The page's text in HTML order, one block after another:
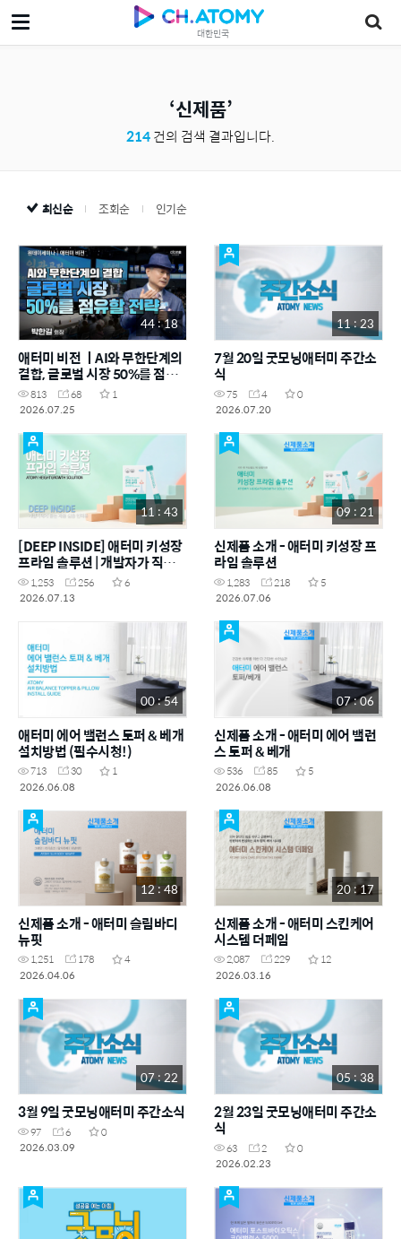
대한민국
신제품
214건의 검색 결과입니다.
최신순 조회순 인기순
44 : 18
애터미 비전 ㅣAI와 무한단계의
결합, 글로벌 시장 50%를 점유
할 전략!
813 68
1
2026.07.25
11 : 23
7월 20일 굿모닝애터미 주간소
식
75 4
0
2026.07.20
11 : 43
[DEEP INSIDE] 애터미 키성장
프라임 솔루션 | 개발자가 직접
밝히는 FGO 이야기
1,253 256
6
2026.07.13
09 : 21
신제품 소개 - 애터미 키성장 프
라임 솔루션
1,283 218
5
2026.07.06
00 : 54
애터미 에어 밸런스 토퍼 & 베개
설치방법 (필수시청!)
713 30
1
2026.06.08
07 : 06
신제품 소개 - 애터미 에어 밸런
스 토퍼 & 베개
536 85
5
2026.06.08
12 : 48
신제품 소개 - 애터미 슬림바디
뉴핏
1,251 178
4
2026.04.06
20 : 17
신제품 소개 - 애터미 스킨케어
시스템 더페임
2,087 229
12
2026.03.16
07 : 22
3월 9일 굿모닝애터미 주간소식
97 6
0
2026.03.09
05 : 38
2월 23일 굿모닝애터미 주간소
식
63 2
0
2026.02.23